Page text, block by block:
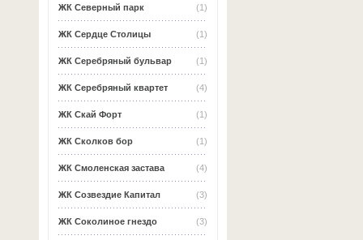
(1)
ЖК Северный парк
(1)
ЖК Сердце Столицы
(1)
ЖК Серебряный бульвар
(4)
ЖК Серебряный квартет
(1)
ЖК Скай Форт
(1)
ЖК Сколков бор
(4)
ЖК Смоленская застава
(3)
ЖК Созвездие Капитал
(3)
ЖК Соколиное гнездо